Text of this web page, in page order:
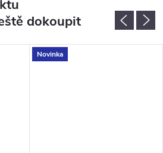
dokoupit
Novinka